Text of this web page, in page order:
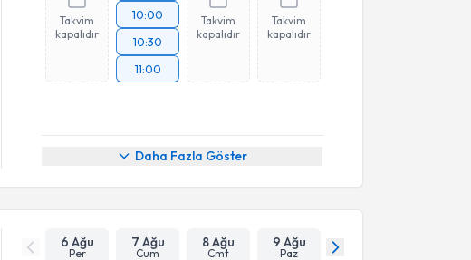
Takvim
kapalıdır
10:00
10:30
11:00
Takvim
kapalıdır
Takvim
kapalıdır
Daha Fazla Göster
6 Ağu
Per
7 Ağu
Cum
8 Ağu
Cmt
9 Ağu
Paz